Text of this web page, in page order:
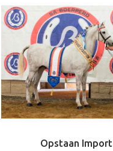
Opstaan Import